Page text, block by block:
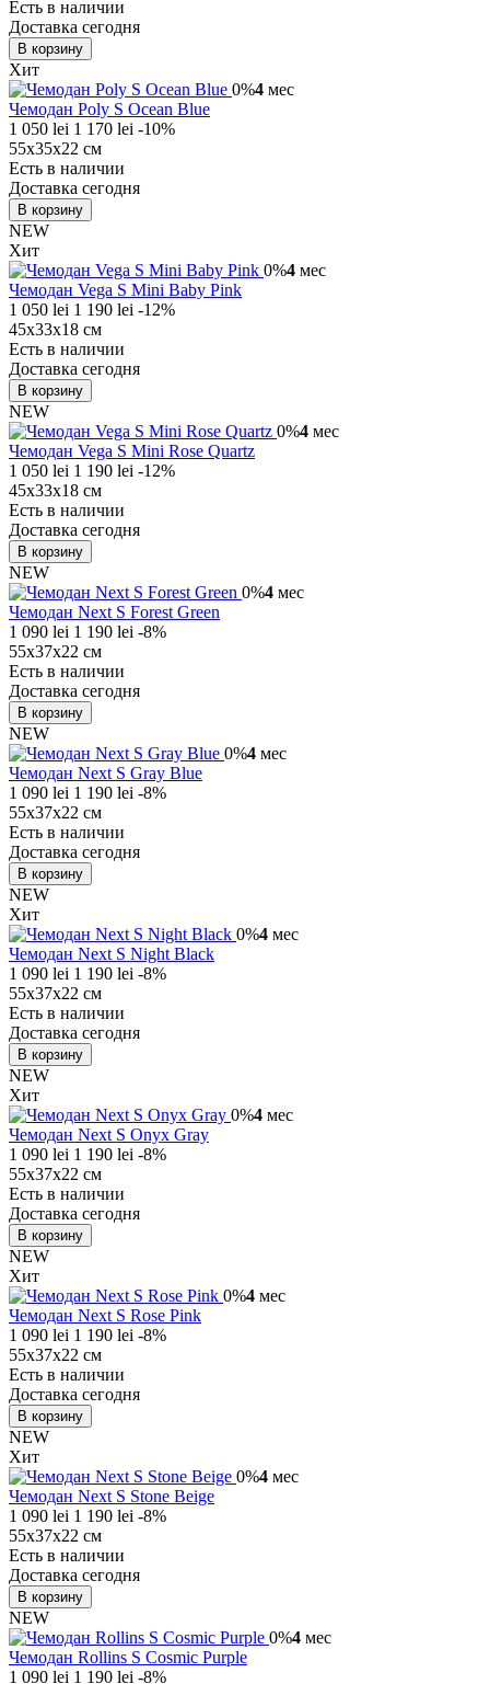
Есть в наличии
Доставка сегодня
В корзину
Хит
0%4 мес
Чемодан Poly S Ocean Blue
1 050 lei 1 170 lei -10%
55x35x22 см
Есть в наличии
Доставка сегодня
В корзину
NEW
Хит
0%4 мес
Чемодан Vega S Mini Baby Pink
1 050 lei 1 190 lei -12%
45х33х18 см
Есть в наличии
Доставка сегодня
В корзину
NEW
0%4 мес
Чемодан Vega S Mini Rose Quartz
1 050 lei 1 190 lei -12%
45х33х18 см
Есть в наличии
Доставка сегодня
В корзину
NEW
0%4 мес
Чемодан Next S Forest Green
1 090 lei 1 190 lei -8%
55х37х22 см
Есть в наличии
Доставка сегодня
В корзину
NEW
0%4 мес
Чемодан Next S Gray Blue
1 090 lei 1 190 lei -8%
55х37х22 см
Есть в наличии
Доставка сегодня
В корзину
NEW
Хит
0%4 мес
Чемодан Next S Night Black
1 090 lei 1 190 lei -8%
55х37х22 см
Есть в наличии
Доставка сегодня
В корзину
NEW
Хит
0%4 мес
Чемодан Next S Onyx Gray
1 090 lei 1 190 lei -8%
55х37х22 см
Есть в наличии
Доставка сегодня
В корзину
NEW
Хит
0%4 мес
Чемодан Next S Rose Pink
1 090 lei 1 190 lei -8%
55х37х22 см
Есть в наличии
Доставка сегодня
В корзину
NEW
Хит
0%4 мес
Чемодан Next S Stone Beige
1 090 lei 1 190 lei -8%
55х37х22 см
Есть в наличии
Доставка сегодня
В корзину
NEW
0%4 мес
Чемодан Rollins S Cosmic Purple
1 090 lei 1 190 lei -8%